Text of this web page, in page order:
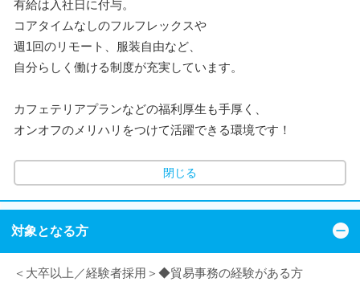
有給は入社日に付与。
コアタイムなしのフルフレックスや
週1回のリモート、服装自由など、
自分らしく働ける制度が充実しています。
カフェテリアプランなどの福利厚生も手厚く、
オンオフのメリハリをつけて活躍できる環境です！
閉じる
対象となる方
＜大卒以上／経験者採用＞◆貿易事務の経験がある方